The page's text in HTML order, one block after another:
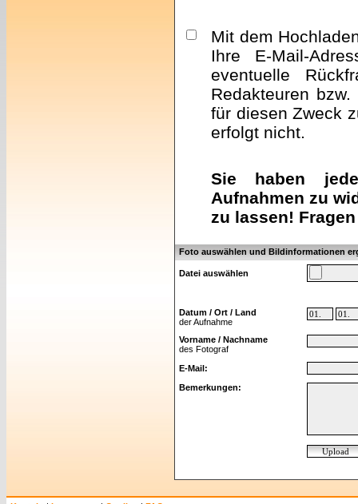
Mit dem
Ihre E-Mail-
eventuelle
Redakteuren
für diesen Zweck
erfolgt nicht.
Sie haben
Aufnahmen zu
zu lassen!
Foto auswählen und Bildinformationen
Datei auswählen
Datum / Ort / Land
der Aufnahme
Vorname / Nachname
des Fotograf
E-Mail:
Bemerkungen: